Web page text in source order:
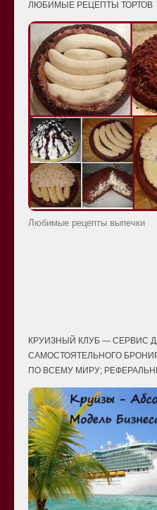
ЛЮБИМЫЕ РЕЦЕПТЫ ТОРТОВ
Любимые рецепты выпечки
КРУИЗНЫЙ КЛУБ — СЕРВИС
САМОСТОЯТЕЛЬНОГО
ПО ВСЕМУ МИРУ;